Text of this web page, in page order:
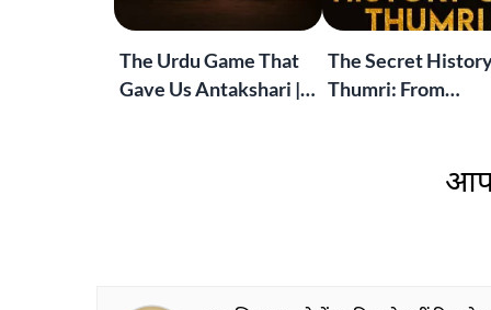
The Urdu Game That
Gave Us Antakshari |
The Secret
Thumri: From
आप